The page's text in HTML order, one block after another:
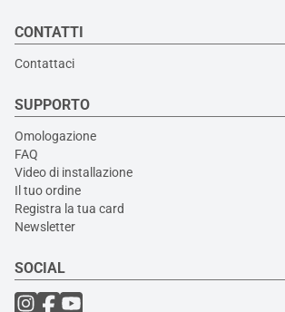
CONTATTI
Contattaci
SUPPORTO
Omologazione
FAQ
Video di installazione
Il tuo ordine
Registra la tua card
Newsletter
SOCIAL